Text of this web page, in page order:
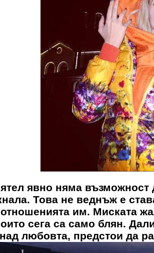
явно няма възможност
Това не веднъж е
им. Миската
сега са само блян.
любовта, предстои да